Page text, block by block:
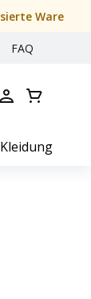
Ware
FAQ
Kleidung